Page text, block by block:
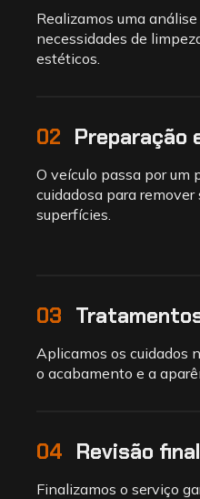
Realizamos uma
necessidades de
estéticos.
02 Preparação
O veículo passa por um
cuidadosa para remover
superfícies.
03
Aplicamos os cuidados
o acabamento e a
04 Revisão final
Finalizamos o serviço